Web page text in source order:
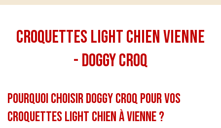
Croquettes light chien Vienne
- Doggy Croq
Pourquoi choisir Doggy Croq pour vos
croquettes light chien à Vienne ?